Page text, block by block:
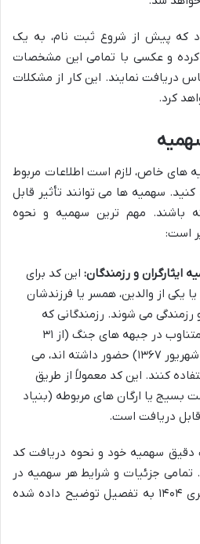
که پیش از شروع ثبت نام، به یک
کرده و عکسی با تمامی این مشخصات
دریافت نمایند. این کار از مشکلات
کرد.
خاص، لازم است اطلاعات مربوط
کنید. سهمیه ها می توانند تأثیر قابل
باشند. مهم ترین سهمیه و نحوه
است:
این کد برای
یکی از والدین، همسر یا فرزندشان
می شوند. رزمندگانی که
حداقل ۶ ماه متوالی یا متناوب در جبهه های جنگ (از ۳۱
شهریور ۱۳۵۹ لغایت ۳۱ شهریور ۱۳۶۷) حضور داشته اند، می
کنند. این کد معمولاً از طریق
بسیج یا ارگان های مربوطه (بنیاد
قابل دریافت است.
سهمیه خود و نحوه دریافت کد
تمامی جزئیات و شرایط هر سهمیه در
دفترچه ثبت نام کنکور سراسری ۱۴۰۴ به تفصیل توضیح داده شده